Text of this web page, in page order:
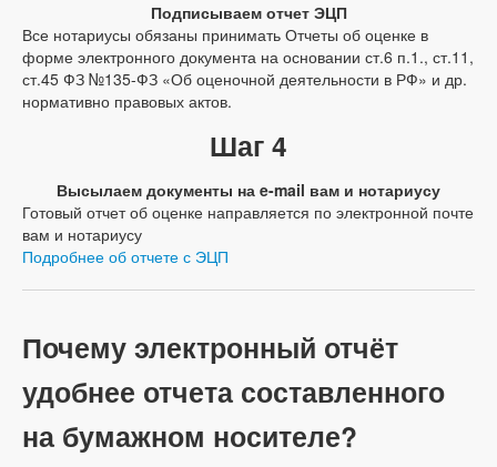
Подписываем отчет ЭЦП
Все нотариусы обязаны принимать Отчеты об оценке в
форме электронного документа на основании ст.6 п.1., ст.11,
ст.45 ФЗ №135-ФЗ «Об оценочной деятельности в РФ» и др.
нормативно правовых актов.
Шаг 4
Высылаем документы на e-mail вам и нотариусу
Готовый отчет об оценке направляется по электронной почте
вам и нотариусу
Подробнее об отчете с ЭЦП
Почему электронный отчёт
удобнее отчета составленного
на бумажном носителе?